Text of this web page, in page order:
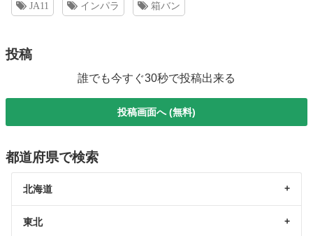
JA11 インパラ 箱バン
投稿
誰でも今すぐ30秒で投稿出来る
投稿画面へ (無料)
都道府県で検索
北海道
東北